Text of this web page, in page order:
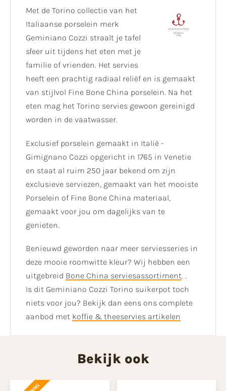
Met de Torino collectie van het
Italiaanse porselein merk
Geminiano Cozzi straalt je tafel
sfeer uit tijdens het eten met je
familie of vrienden. Het servies
heeft een prachtig radiaal reliëf en is gemaakt
van stijlvol Fine Bone China porselein. Na het
eten mag het Torino servies gewoon gereinigd
worden in de vaatwasser.
Exclusief porselein gemaakt in Italië -
Gimignano Cozzi opgericht in 1765 in Venetie
en staat al ruim 250 jaar bekend om zijn
exclusieve serviezen, gemaakt van het mooiste
Porselein of Fine Bone China materiaal,
gemaakt voor jou om dagelijks van te
genieten.
Benieuwd geworden naar meer serviesseries in
deze mooie roomwitte kleur? Wij hebben een
uitgebreid Bone China serviesassortiment. .
Is dit Geminiano Cozzi Torino suikerpot toch
niets voor jou? Bekijk dan eens ons complete
aanbod met koffie & theeservies artikelen
Bekijk ook